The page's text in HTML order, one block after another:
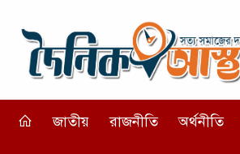
জাতীয় রাজনীতি অর্থনীতি